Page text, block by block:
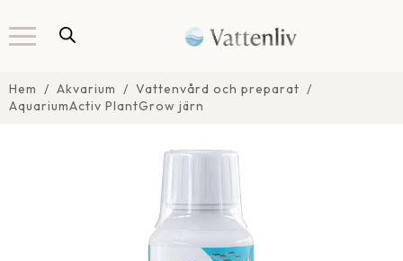
Hem Akvarium
Vattenvård och preparat
AquariumActiv PlantGrow järn